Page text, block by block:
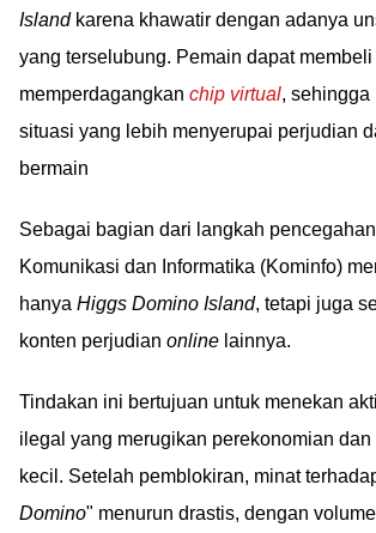
Islandkarena khawatir dengan adanya
yang terselubung. Pemain dapat membeli
memperdagangkan chip virtual, sehingga
situasi yang lebih menyerupai perjudian
bermain
Sebagai bagian dari langkah
Komunikasi dan Informatika (Kominfo)
hanya Higgs Domino Island, tetapi juga
konten perjudian online lainnya.
Tindakan ini bertujuan untuk menekan
ilegal yang merugikan perekonomian dan
kecil. Setelah pemblokiran, minat
Domino" menurun drastis, dengan